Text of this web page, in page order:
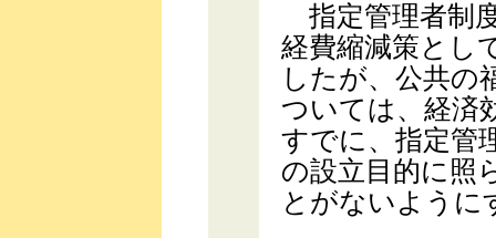
指定管理者制
経費縮減策とし
したが、公共の
ついては、経済
すでに、指定管
の設立目的に照
とがないように